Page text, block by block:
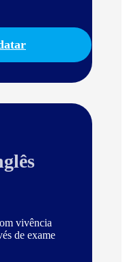
vivência
de exame